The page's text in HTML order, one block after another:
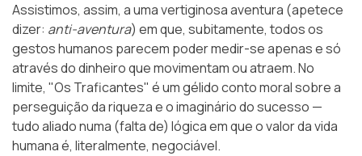
Assistimos, assim, a uma vertiginosa aventura (apetece
dizer: anti-aventura) em que, subitamente, todos os
gestos humanos parecem poder medir-se apenas e só
através do dinheiro que movimentam ou atraem. No
limite, "Os Traficantes" é um gélido conto moral sobre a
perseguição da riqueza e o imaginário do sucesso —
tudo aliado numa (falta de) lógica em que o valor da vida
humana é, literalmente, negociável.